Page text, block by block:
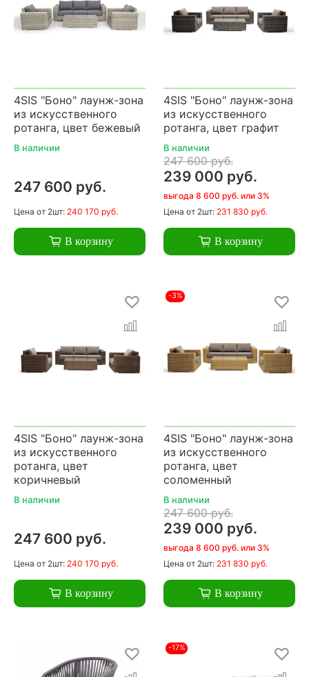
4SIS "Боно" лаунж-зона
из искусственного
ротанга, цвет бежевый
В наличии
247 600 руб.
Цена от 2шт: 240 170 руб.
В корзину
4SIS "Боно" лаунж-зона
из искусственного
ротанга, цвет графит
В наличии
247 600 руб.
239 000 руб.
выгода 8 600 руб. или 3%
Цена от 2шт: 231 830 руб.
В корзину
4SIS "Боно" лаунж-зона
из искусственного
ротанга, цвет
коричневый
В наличии
247 600 руб.
Цена от 2шт: 240 170 руб.
В корзину
-3%
4SIS "Боно" лаунж-зона
из искусственного
ротанга, цвет
соломенный
В наличии
247 600 руб.
239 000 руб.
выгода 8 600 руб. или 3%
Цена от 2шт: 231 830 руб.
В корзину
-17%